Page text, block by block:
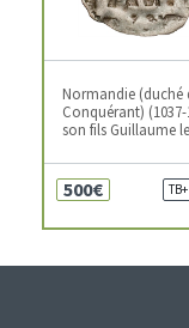
Normandie (duché
Conquérant)
son fils Guillaume
500€ TB+